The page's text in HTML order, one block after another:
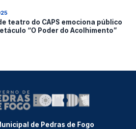
teatro do CAPS emociona público
“O Poder do Acolhimento”
de Pedras de Fogo